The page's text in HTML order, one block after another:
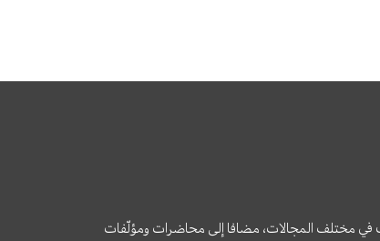
في مختلف المجالات، مضافا إلى محاضرات ومؤلّفات